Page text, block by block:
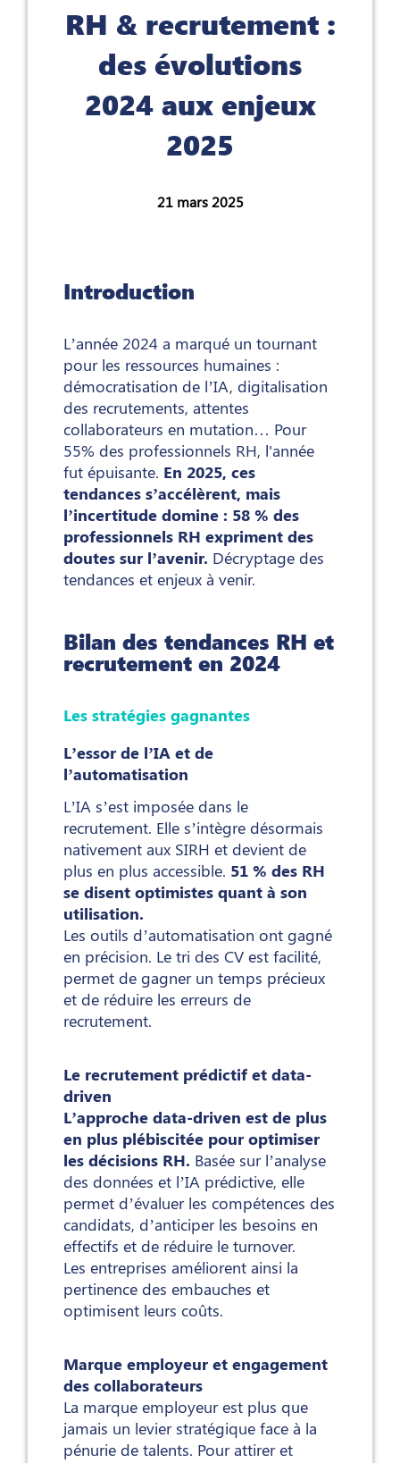
RH & recrutement :
des évolutions
2024 aux enjeux
2025
21 mars 2025
Introduction
L’année 2024 a marqué un tournant
pour les ressources humaines :
démocratisation de l’IA, digitalisation
des recrutements, attentes
collaborateurs en mutation… Pour
55% des professionnels RH, l'année
fut épuisante. En 2025, ces
tendances s’accélèrent, mais
l’incertitude domine : 58 % des
professionnels RH expriment des
doutes sur l’avenir. Décryptage des
tendances et enjeux à venir.
Bilan des tendances RH et
recrutement en 2024
Les stratégies gagnantes
L’essor de l’IA et de
l’automatisation
L’IA s’est imposée dans le
recrutement. Elle s’intègre désormais
nativement aux SIRH et devient de
plus en plus accessible. 51 % des RH
se disent optimistes quant à son
utilisation.
Les outils d’automatisation ont gagné
en précision. Le tri des CV est facilité,
permet de gagner un temps précieux
et de réduire les erreurs de
recrutement.
Le recrutement prédictif et data-
driven
L’approche data-driven est de plus
en plus plébiscitée pour optimiser
les décisions RH. Basée sur l’analyse
des données et l’IA prédictive, elle
permet d’évaluer les compétences des
candidats, d’anticiper les besoins en
effectifs et de réduire le turnover.
Les entreprises améliorent ainsi la
pertinence des embauches et
optimisent leurs coûts.
Marque employeur et engagement
des collaborateurs
La marque employeur est plus que
jamais un levier stratégique face à la
pénurie de talents. Pour attirer et